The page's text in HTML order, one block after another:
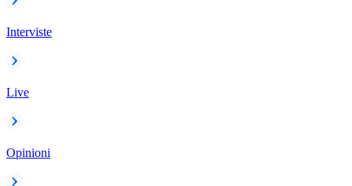
Interviste
Live
Opinioni